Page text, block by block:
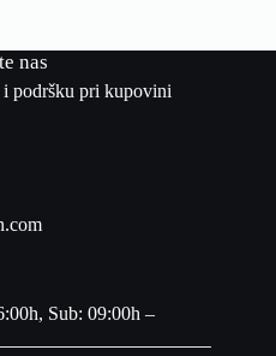
nas
i podršku pri kupovini
Sub: 09:00h –